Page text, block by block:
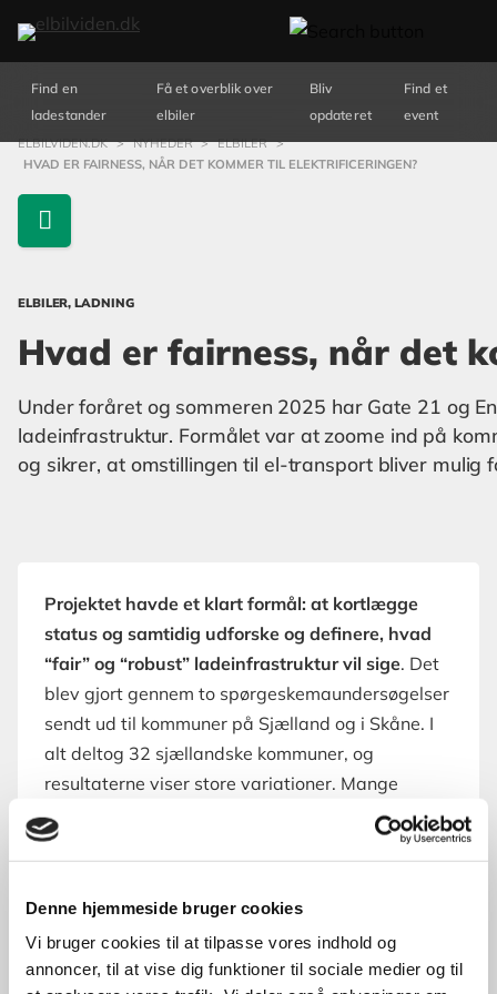
Denne hjemmeside bruger cookies
Vi bruger cookies til at tilpasse vores indhold og
annoncer, til at vise dig funktioner til sociale medier og til
Find en
ladestander
Få et overblik over
elbiler
Bliv
opdateret
Find et
event
ELBILVIDEN.DK > NYHEDER > ELBILER >
HVAD ER FAIRNESS, NÅR DET KOMMER TIL ELEKTRIFICERINGEN?
ELBILER, LADNING
Hvad er fairness, når det
Under foråret og sommeren 2025 har Gate 21 og
ladeinfrastruktur. Formålet var at zoome ind på
og sikrer, at omstillingen til el-transport bliver mulig
Projektet havde et klart formål: at kortlægge
status og samtidig udforske og definere, hvad
“fair” og “robust” ladeinfrastruktur vil sige. Det
blev gjort gennem to spørgeskemaundersøgelser
sendt ud til kommuner på Sjælland og i Skåne. I
alt deltog 32 sjællandske kommuner, og
resultaterne viser store variationer. Mange
kommuner efterspørger fx bedre værktøjer og
fælles vejledninger til planlægningen. Samtidig er
ladning, men juridiske og strukturelle barrierer
gør det svært – især for borgere med
funktionsnedsættelse eller handicap og borgere